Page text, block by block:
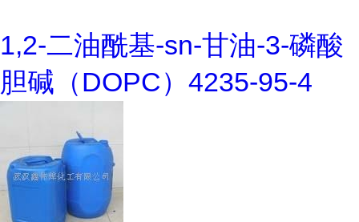
1,2-二油酰基-sn-甘油-3-磷酸
胆碱（DOPC）4235-95-4